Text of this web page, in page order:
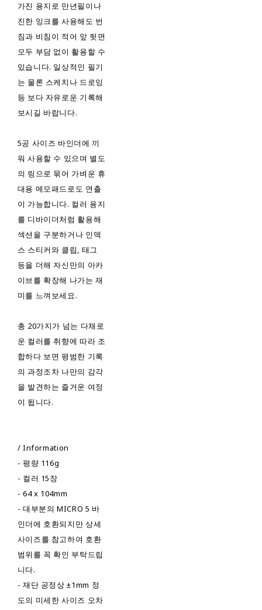
가진 용지로 만년필이나
진한 잉크를 사용해도 번
짐과 비침이 적어 앞 뒷면
모두 부담 없이 활용할 수
있습니다. 일상적인 필기
는 물론 스케치나 드로잉
등 보다 자유로운 기록해
보시길 바랍니다.
5공 사이즈 바인더에 끼
워 사용할 수 있으며 별도
의 링으로 묶어 가벼운 휴
대용 메모패드로도 연출
이 가능합니다. 컬러 용지
를 디바이더처럼 활용해
섹션을 구분하거나 인덱
스 스티커와 클립, 태그
등을 더해 자신만의 아카
이브를 확장해 나가는 재
미를 느껴보세요.
총 20가지가 넘는 다채로
운 컬러를 취향에 따라 조
합하다 보면 평범한 기록
의 과정조차 나만의 감각
을 발견하는 즐거운 여정
이 됩니다.
/ Information
- 평량 116g
- 컬러 15장
- 64 x 104mm
- 대부분의 MICRO 5 바
인더에 호환되지만 상세
사이즈를 참고하여 호환
범위를 꼭 확인 부탁드립
니다.
- 재단 공정상 ±1mm 정
도의 미세한 사이즈 오차